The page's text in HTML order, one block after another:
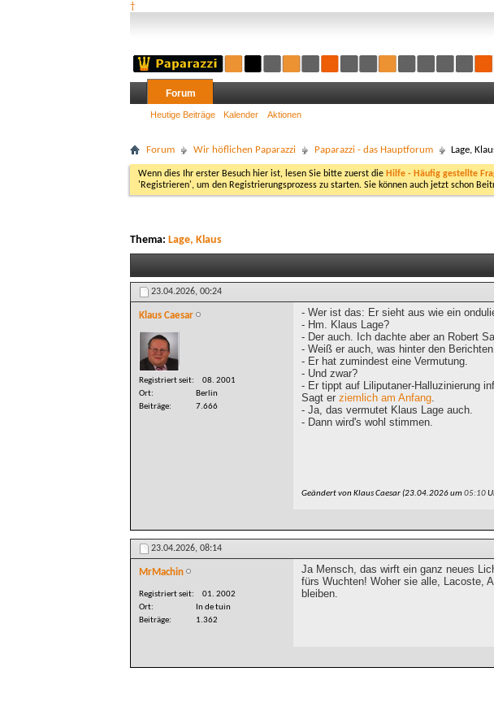
†
Forum
Heutige Beiträge Kalender Aktionen
Forum Wir höflichen Paparazzi Paparazzi - das Hauptforum Lage,
Wenn dies Ihr erster Besuch hier ist, lesen Sie bitte zuerst die Hilfe - Häufig gestellte
'Registrieren', um den Registrierungsprozess zu starten. Sie können auch jetzt schon
Thema: Lage, Klaus
23.04.2026, 00:24
Klaus Caesar
Registriert seit
08. 2001
Ort
Berlin
Beiträge
7.666
- Wer ist das: Er sieht aus wie ein
- Hm. Klaus Lage?
- Der auch. Ich dachte aber an Robert
- Weiß er auch, was hinter den
- Er hat zumindest eine Vermutung.
- Und zwar?
- Er tippt auf Liliputaner-Halluzinierung
Sagt er ziemlich am Anfang.
- Ja, das vermutet Klaus Lage auch.
- Dann wird's wohl stimmen.
Geändert von Klaus Caesar (23.04.2026 um05:10
23.04.2026, 08:14
MrMachin
Registriert seit
01. 2002
Ort
In de tuin
Beiträge
1.362
Ja Mensch, das wirft ein ganz neues
fürs Wuchten! Woher sie alle, Lacoste,
bleiben.